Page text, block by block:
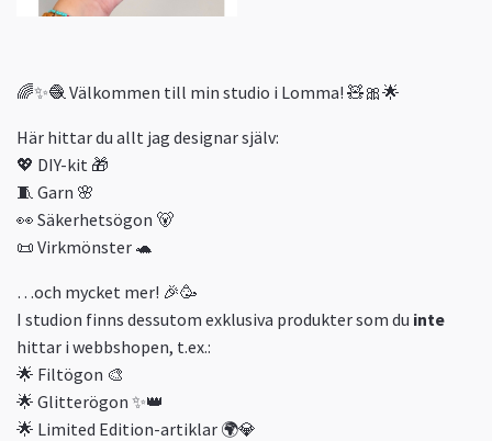
🌈✨🧶 Välkommen till min studio i Lomma! 🧸🎀🌟
Här hittar du allt jag designar själv:
💖 DIY-kit 🎁
🧵 Garn 🌸
👀 Säkerhetsögon 🐻
📜 Virkmönster 🐢
…och mycket mer! 🎉🥳
I studion finns dessutom exklusiva produkter som du inte
hittar i webbshopen, t.ex.:
🌟 Filtögon 🎨
🌟 Glitterögon ✨👑
🌟 Limited Edition-artiklar 🌍💎